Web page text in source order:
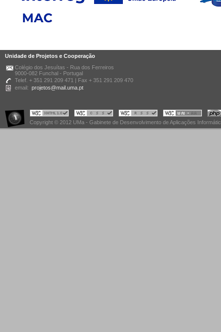
Unidade de Projetos e Cooperação
Colégio dos Jesuítas - Rua dos Ferreiros
9000-082 Funchal - Portugal
Telef. + 351 291 209 471 | Fax + 351 291 209 470
email: projetos@mail.uma.pt
Copyright © 2012 UMa - Gabinete de Desenvolvimento de Aplicações